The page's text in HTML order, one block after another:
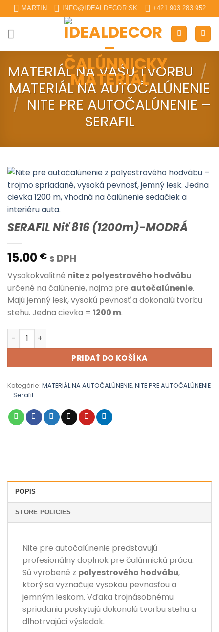
Skip
to
content
MARTIN INFO@IDEALDECOR.SK +421 903 283 952
MATERIÁL NA VAŠU TVORBU /
MATERIÁL NA AUTOČALÚNENIE
/ NITE PRE AUTOČALÚNENIE –
SERAFIL
SERAFIL Niť 816 (1200m)-MODRÁ
15.00 € s DPH
Vysokokvalitné nite z polyestrového hodvábu
určené na čalúnenie, najmä pre autočalúnenie.
Majú jemný lesk, vysokú pevnosť a dokonalú tvorbu
stehu. Jedna cievka = 1200 m.
množstvo SERAFIL Niť 816 (1200m)-MODRÁ
PRIDAŤ DO KOŠÍKA
Kategórie: MATERIÁL NA AUTOČALÚNENIE, NITE PRE AUTOČALÚNENIE
– Serafil
POPIS
STORE POLICIES
Nite pre autočalúnenie predstavujú
profesionálny doplnok pre čalúnnickú prácu.
Sú vyrobené z polyestrového hodvábu,
ktorý sa vyznačuje vysokou pevnosťou a
jemným leskom. Vďaka trojnásobnému
spriadaniu poskytujú dokonalú tvorbu stehu a
dlhotrvajúci výsledok.